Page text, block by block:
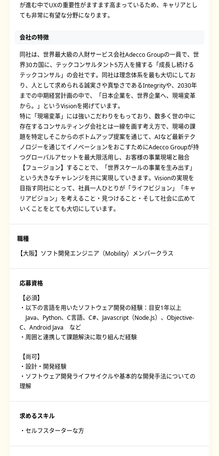
が進む中でUXの重要性がますます高まっているため、キャリアとし
ても非常に有望な分野になります。
会社の特徴
同社は、世界最大級の人財サービス会社Adecco Groupの一員で、世
界30カ国に、テックコンサルタント5万人を擁する「成長し続ける
テックコンサル」の会社です。同社は理念体系を最も大切にしてお
り、人として求められる誠実さや真摯さであるIntegrityや、2030年
までの中期経営計画の中で、「日本企業を、世界企業へ、現場変革
から。」というVisionを掲げています。
特に「現場変革」には強いこだわりをもっており、数多く世の中に
存在するコンサルティング会社とは一線を画す考え方で、現場の課
題を特定しそこからのボトムアップ提案を通じて、AIなど最新テク
ノロジーを通じてイノベーションをおこすためにAdecco Groupが持
つグローバルアセットを最大限活用し、お客様の事業現場と融合
【フュージョン】することで、「世界スケールの事業を生み出す」
という大きなチャレンジを共に実現していきます。Visionの実現を
目指す同社にとって、社員一人ひとりが「ライフビジョン」「キャ
リアビジョン」を考えること・見つけること・そして社会に広めて
いくことをとても大切にしています。
職種
【大阪】ソフト開発エンジニア（Mobility）メンバークラス
応募資格
【必須】
・以下の言語を用いたソフトウェア開発の経験：目安1年以上
Java、Python、C言語、C#、Javascript（Node.Js）、Objective-
C、Android Java など
・周囲と連携して課題解決に取り組んだ経験
【尚可】
・設計・開発経験
・ソフトウェア開発ライフサイクルや基本的な開発手法についての
理解
求めるスキル
・セルフスターターな方